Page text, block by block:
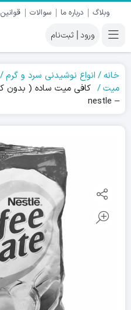
وبلاگ درباره ما سوالات قوانین
|
خانه انواع نوشیدنی سرد و گرم
میت
– nestle